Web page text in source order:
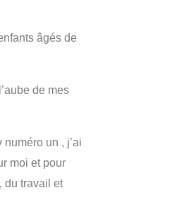
âgés de
de mes
un , j’ai
moi et pour
du travail et